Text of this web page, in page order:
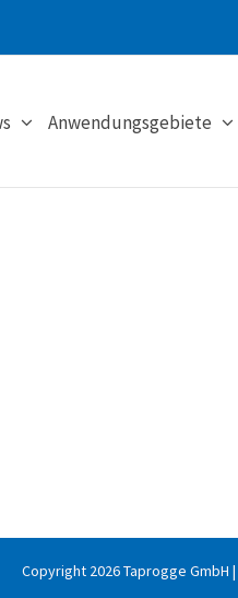
Anwendungsgebiete
Copyright 2026 Taprogge GmbH |